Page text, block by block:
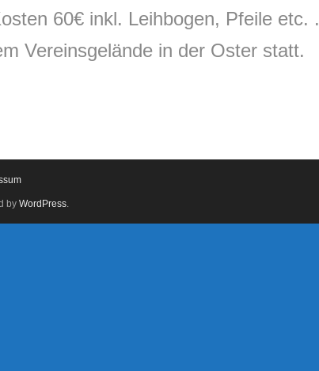
60€ inkl. Leihbogen, Pfeile etc. .
Vereinsgelände in der Oster statt.
by WordPress.